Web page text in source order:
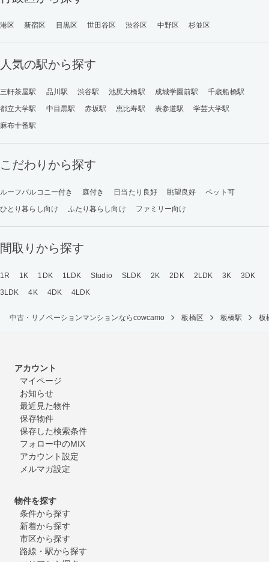
港区 新宿区 目黒区 世田谷区 渋谷区 中野区 杉並区
人気の駅から探す
三軒茶屋駅 品川駅 渋谷駅 池尻大橋駅 成城学園前駅
千歳船橋駅
都立大学駅
中目黒駅 赤坂駅 恵比寿駅 表参道駅
学芸大学駅
麻布十番駅
こだわりから探す
ルーフバルコニー付き 庭付き 日当たり良好 眺望良好
ペット可
ひとり暮らし向け
ふたり暮らし向け ファミリー向け
間取りから探す
1R 1K 1DK 1LDK Studio SLDK 2K 2DK 2LDK 3K
3DK
3LDK
4K 4DK 4LDK
中古・リノベーションマンションならcowcamo 板橋区 板橋駅 板
アカウント
マイページ
お知らせ
最近見た物件
保存物件
保存した検索条件
フォロー中のMIX
アカウント設定
メルマガ設定
物件を探す
条件から探す
新着から探す
市区から探す
路線・駅から探す